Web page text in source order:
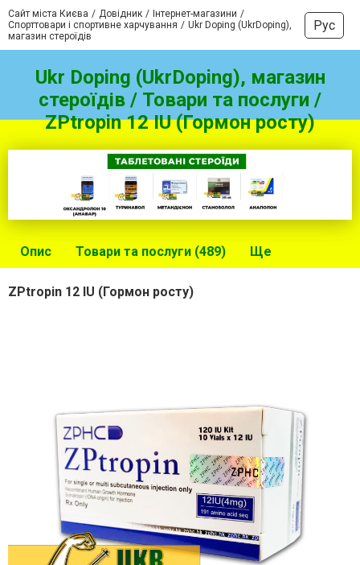
Сайт міста Києва Довідник
Інтернет-магазини
Спорттовари і спортивне харчування
Ukr Doping (UkrDoping),
магазин стероїдів
Рус
Ukr Doping (UkrDoping), магазин
стероїдів / Товари та послуги /
ZPtropin 12 IU (Гормон росту)
Опис Товари та послуги (489) Ще
ZPtropin 12 IU (Гормон росту)